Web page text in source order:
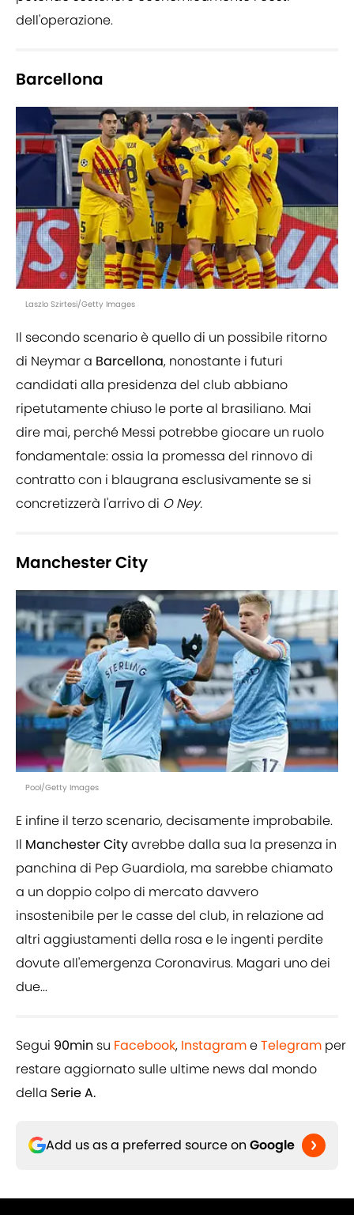
dell'operazione.
Barcellona
Laszlo Szirtesi/Getty Images
Il secondo scenario è quello di un possibile ritorno
di Neymar a Barcellona, nonostante i futuri
candidati alla presidenza del club abbiano
ripetutamente chiuso le porte al brasiliano. Mai
dire mai, perché Messi potrebbe giocare un ruolo
fondamentale: ossia la promessa del rinnovo di
contratto con i blaugrana esclusivamente se si
concretizzerà l'arrivo di O Ney.
Manchester City
Pool/Getty Images
E infine il terzo scenario, decisamente improbabile.
Il Manchester Cityavrebbe dalla sua la presenza in
panchina di Pep Guardiola, ma sarebbe chiamato
a un doppio colpo di mercato davvero
insostenibile per le casse del club, in relazione ad
altri aggiustamenti della rosa e le ingenti perdite
dovute all'emergenza Coronavirus. Magari uno dei
due...
Segui 90min su Facebook, InstagrameTelegram per
restare aggiornato sulle ultime news dal mondo
della Serie A.
Add us as a preferred source on Google